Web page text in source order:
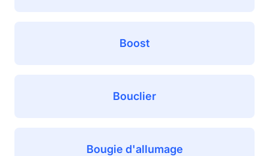
Boost
Bouclier
Bougie d'allumage